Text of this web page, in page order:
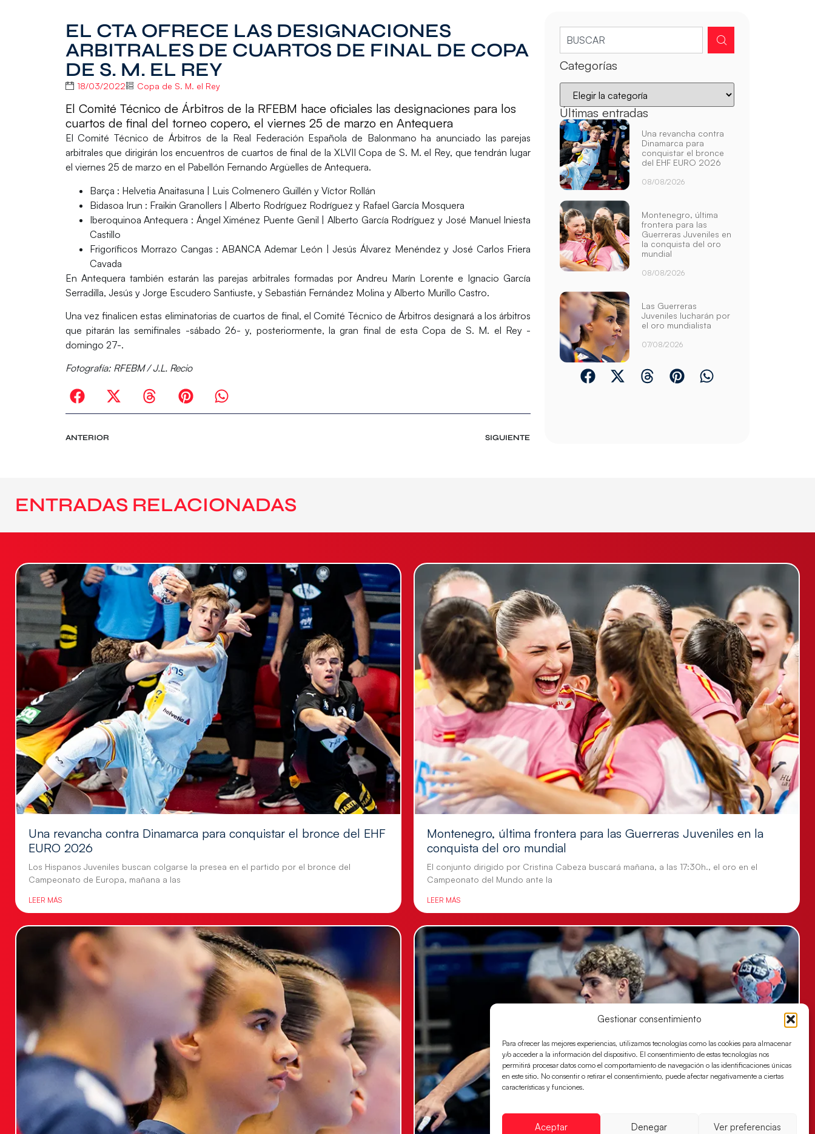
Gestionar consentimiento
Para ofrecer las mejores experiencias, utilizamos tecnologías como las cookies para almacenar
y/o acceder a la información del dispositivo. El consentimiento de estas tecnologías nos
permitirá procesar datos como el comportamiento de navegación o las identificaciones únicas
en este sitio. No consentir o retirar el consentimiento, puede afectar negativamente a ciertas
características y funciones.
Aceptar Denegar Ver preferencias
EL CTA OFRECE LAS DESIGNACIONES
ARBITRALES DE CUARTOS DE FINAL DE COPA
DE S. M. EL REY
18/03/2022 Copa de S. M. el Rey
El Comité Técnico de Árbitros de la RFEBM hace oficiales las designaciones para los
cuartos de final del torneo copero, el viernes 25 de marzo en Antequera
ElComité Técnico de Árbitros de la Real Federación Española de Balonmanoha anunciado las parejas
arbitrales que dirigirán los encuentros de cuartos de final de la XLVII Copa de S. M. el Rey, que tendrán lugar
el viernes 25 de marzo en el Pabellón Fernando Argüelles de Antequera.
Barça : Helvetia Anaitasuna | Luis Colmenero Guillén y Víctor Rollán
Bidasoa Irun : Fraikin Granollers | Alberto Rodríguez Rodríguez y Rafael García Mosquera
Iberoquinoa Antequera : Ángel Ximénez Puente Genil |Alberto García Rodríguez y José Manuel Iniesta
Castillo
Frigoríficos Morrazo Cangas : ABANCA Ademar León |Jesús Álvarez Menéndez y José Carlos Friera
Cavada
En Antequera también estarán las parejas arbitrales formadas por Andreu Marín Lorente e Ignacio García
Serradilla, Jesús y Jorge Escudero Santiuste, y Sebastián Fernández Molina y Alberto Murillo Castro.
Una vez finalicen estas eliminatorias de cuartos de final, el Comité Técnico de Árbitros designará a los árbitros
que pitarán las semifinales -sábado 26- y, posteriormente, la gran final de esta Copa de S. M. el Rey -
domingo 27-.
Fotografía: RFEBM / J.L. Recio
ANTERIOR SIGUIENTE
Categorías
Últimas entradas
Una revancha contra
Dinamarca para
conquistar el bronce
del EHF EURO 2026
08/08/2026
Montenegro, última
frontera para las
Guerreras Juveniles en
la conquista del oro
mundial
08/08/2026
Las Guerreras
Juveniles lucharán por
el oro mundialista
07/08/2026
ENTRADAS RELACIONADAS
Una revancha contra Dinamarca para conquistar el bronce del EHF
EURO 2026
Los Hispanos Juveniles buscan colgarse la presea en el partido por el bronce del
Campeonato de Europa, mañana a las
LEER MÁS
Montenegro, última frontera para las Guerreras Juveniles en la
conquista del oro mundial
El conjunto dirigido por Cristina Cabeza buscará mañana, a las 17:30h., el oro en el
Campeonato del Mundo ante la
LEER MÁS